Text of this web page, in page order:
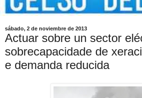
sábado, 2 de noviembre de 2013
Actuar sobre un sector
sobrecapacidade de
e demanda reducida